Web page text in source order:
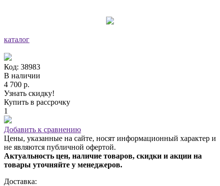
каталог
Код: 38983
В наличии
4 700 р.
Узнать скидку!
Купить в рассрочку
1
Добавить к сравнению
Цены, указанные на сайте, носят информационный характер и
не являются публичной офертой.
Актуальность цен, наличие товаров, скидки и акции на
товары уточняйте у менеджеров.
Доставка: